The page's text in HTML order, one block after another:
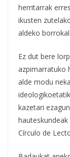
herritarrak
ikusten
aldeko
Ez dut bere
azpimarratuko
alde modu
kazetari
Círculo de